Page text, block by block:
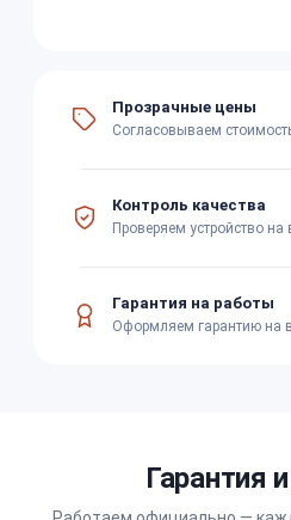
Прозрачные цены
Согласовываем
Контроль качества
Проверяем устройство на
Гарантия на работы
Оформляем гарантию на
Гарантия